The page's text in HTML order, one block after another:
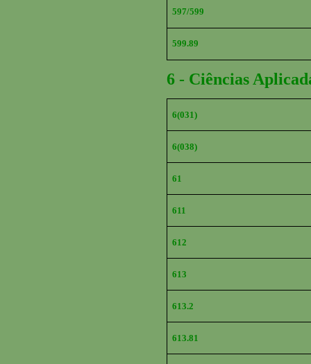
597/599
599.89
6 - Ciências
6(031)
6(038)
61
611
612
613
613.2
613.81